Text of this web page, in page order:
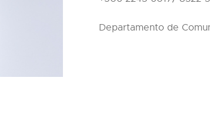
Departamento de